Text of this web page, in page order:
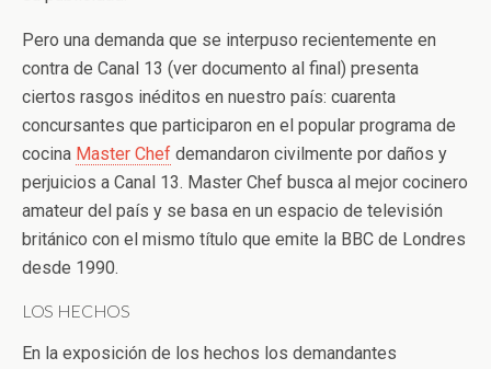
Pero una demanda que se interpuso recientemente en
contra de Canal 13 (ver documento al final) presenta
ciertos rasgos inéditos en nuestro país: cuarenta
concursantes que participaron en el popular programa de
cocina Master Chef demandaron civilmente por daños y
perjuicios a Canal 13. Master Chef busca al mejor cocinero
amateur del país y se basa en un espacio de televisión
británico con el mismo título que emite la BBC de Londres
desde 1990.
LOS HECHOS
En la exposición de los hechos los demandantes